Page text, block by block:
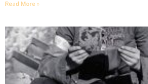
Read More »